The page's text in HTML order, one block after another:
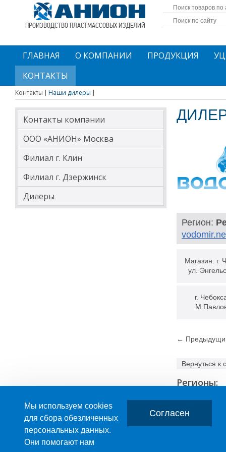
ПРОИЗВОДСТВО ПЛАСТМАССОВЫХ ИЗДЕЛИЙ
ГЛАВНАЯ О КОМПАНИИ ПРОДУКЦИЯ
КОНТАКТЫ
Контакты Наши дилеры
Контакты компании
ООО «АНИОН» Москва
Филиал г. Клин
Филиал г. Дзержинск
Дилеры
Регион:
Магазин: г.
ул.
г.
←
Вернуться к
Регионы:
Мы используем cookies
для сбора обезличенных
персональных данных.
Они помогают нам
Согласен